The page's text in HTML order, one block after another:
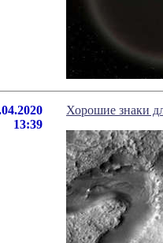
13:39
Хорошие знаки